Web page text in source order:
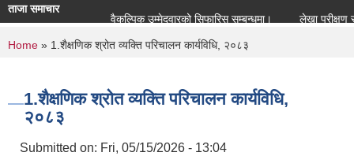
ताजा समाचार
वैकल्पिक उम्मेदवारको सिफारिस सम्बन्धमा।
लेखा परीक्षण
You are here
Home » 1.शैक्षणिक श्रोत व्यक्ति परिचालन कार्यविधि, २०८३
1.शैक्षणिक श्रोत व्यक्ति परिचालन कार्यविधि,
२०८३
Submitted on: Fri, 05/15/2026 - 13:04